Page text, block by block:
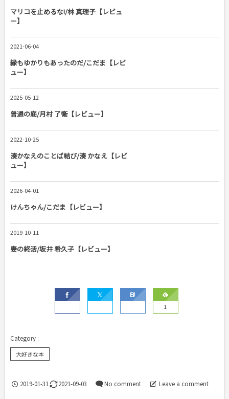
マリコを止めるな!/林 真理子【レビュ
ー】
2021-06-04
縁もゆかりもあったのだ/こだま【レビ
ュー】
2025-05-12
普通の底/月村 了衛【レビュー】
2022-10-25
湊かなえのことば結び/湊 かなえ【レビ
ュー】
2026-04-01
けんちゃん/こだま【レビュー】
2019-10-11
妻の終活/坂井 希久子【レビュー】
1
大好きな本
2019-01-31 2021-09-03 No comment Leave a comment